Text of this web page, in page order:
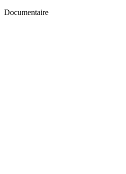
Documentaire